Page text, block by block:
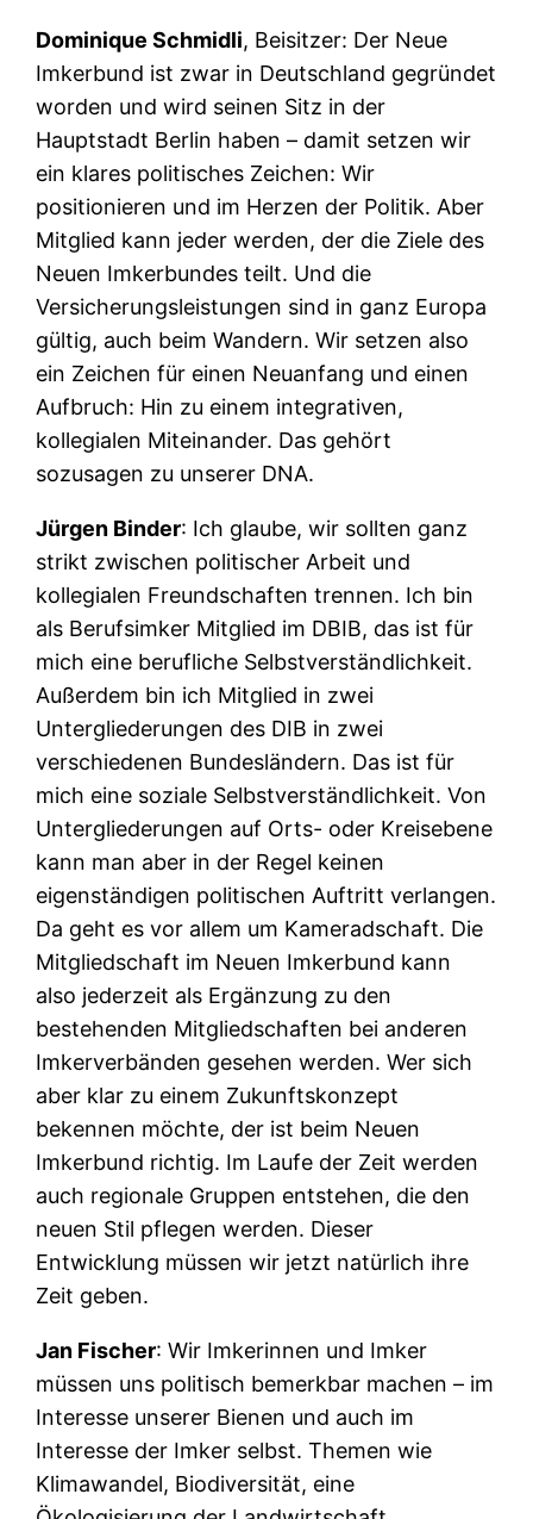
Dominique Schmidli, Beisitzer: Der Neue
Imkerbund ist zwar in Deutschland gegründet
worden und wird seinen Sitz in der
Hauptstadt Berlin haben – damit setzen wir
ein klares politisches Zeichen: Wir
positionieren und im Herzen der Politik. Aber
Mitglied kann jeder werden, der die Ziele des
Neuen Imkerbundes teilt. Und die
Versicherungsleistungen sind in ganz Europa
gültig, auch beim Wandern. Wir setzen also
ein Zeichen für einen Neuanfang und einen
Aufbruch: Hin zu einem integrativen,
kollegialen Miteinander. Das gehört
sozusagen zu unserer DNA.
Jürgen Binder: Ich glaube, wir sollten ganz
strikt zwischen politischer Arbeit und
kollegialen Freundschaften trennen. Ich bin
als Berufsimker Mitglied im DBIB, das ist für
mich eine berufliche Selbstverständlichkeit.
Außerdem bin ich Mitglied in zwei
Untergliederungen des DIB in zwei
verschiedenen Bundesländern. Das ist für
mich eine soziale Selbstverständlichkeit. Von
Untergliederungen auf Orts- oder Kreisebene
kann man aber in der Regel keinen
eigenständigen politischen Auftritt verlangen.
Da geht es vor allem um Kameradschaft. Die
Mitgliedschaft im Neuen Imkerbund kann
also jederzeit als Ergänzung zu den
bestehenden Mitgliedschaften bei anderen
Imkerverbänden gesehen werden. Wer sich
aber klar zu einem Zukunftskonzept
bekennen möchte, der ist beim Neuen
Imkerbund richtig. Im Laufe der Zeit werden
auch regionale Gruppen entstehen, die den
neuen Stil pflegen werden. Dieser
Entwicklung müssen wir jetzt natürlich ihre
Zeit geben.
Jan Fischer: Wir Imkerinnen und Imker
müssen uns politisch bemerkbar machen – im
Interesse unserer Bienen und auch im
Interesse der Imker selbst. Themen wie
Klimawandel, Biodiversität, eine